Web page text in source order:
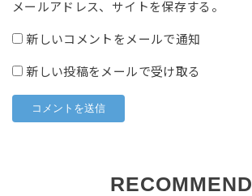
メールアドレス、サイトを保存する。
新しいコメントをメールで通知
新しい投稿をメールで受け取る
RECOMMEND